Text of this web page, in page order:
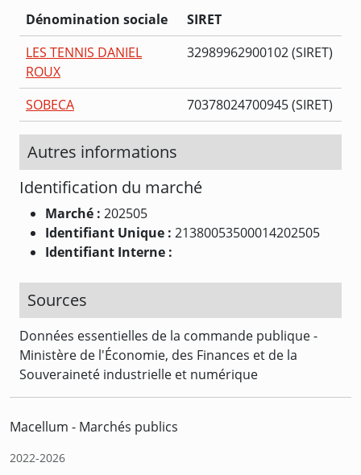
Dénomination sociale
SIRET
LES TENNIS DANIEL
ROUX
32989962900102 (SIRET)
SOBECA 70378024700945 (SIRET)
Autres informations
Identification du marché
Marché : 202505
Identifiant Unique : 21380053500014202505
Identifiant Interne :
Sources
Données essentielles de la commande publique -
Ministère de l'Économie, des Finances et de la
Souveraineté industrielle et numérique
Macellum - Marchés publics
2022-2026